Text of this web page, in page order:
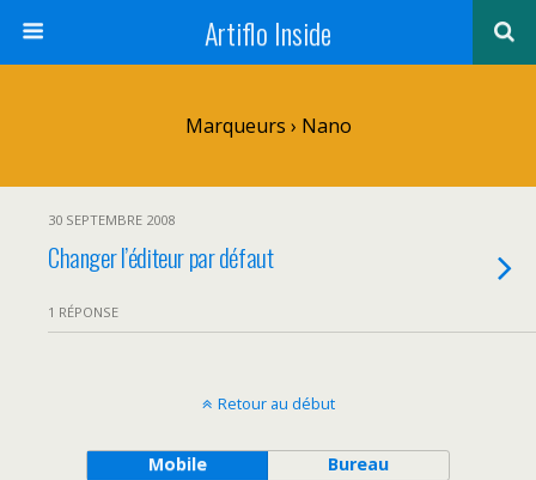
Artiflo Inside
Marqueurs › Nano
30 SEPTEMBRE 2008
Changer l’éditeur par défaut
1 RÉPONSE
Retour au début
Mobile Bureau